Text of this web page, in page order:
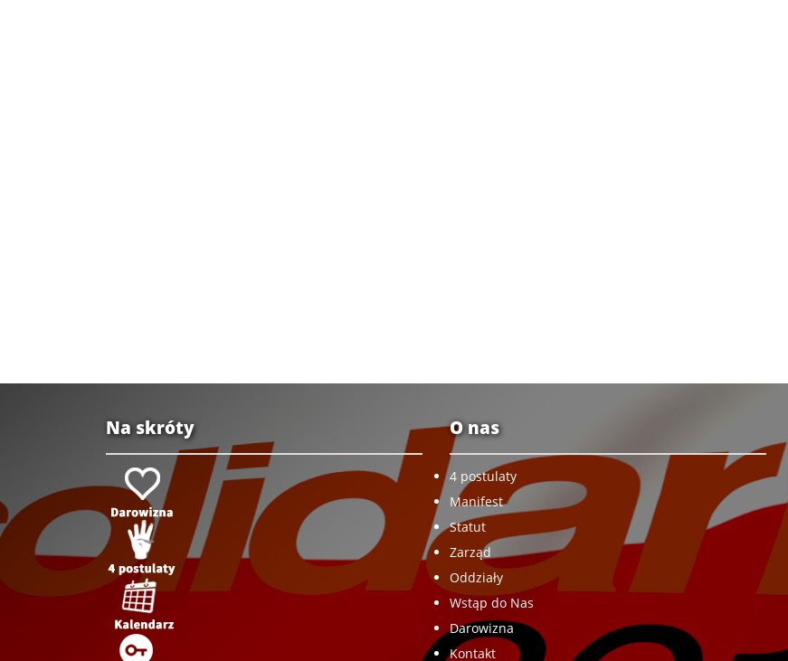
Na skróty O nas
4 postulaty
Manifest
Statut
Zarząd
Oddziały
Wstąp do Nas
Darowizna
Kontakt